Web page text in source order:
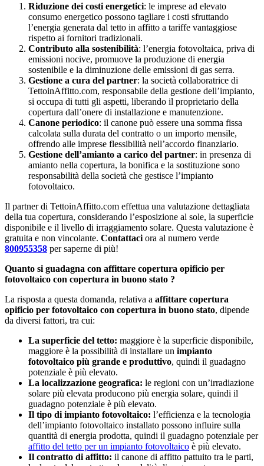
Riduzione dei costi energetici: le imprese ad elevato
consumo energetico possono tagliare i costi sfruttando
l’energia generata dal tetto in affitto a tariffe vantaggiose
rispetto ai fornitori tradizionali.
Contributo alla sostenibilità: l’energia fotovoltaica, priva di
emissioni nocive, promuove la produzione di energia
sostenibile e la diminuzione delle emissioni di gas serra.
Gestione a cura del partner: la società collaboratrice di
TettoinAffitto.com, responsabile della gestione dell’impianto,
si occupa di tutti gli aspetti, liberando il proprietario della
copertura dall’onere di installazione e manutenzione.
Canone periodico: il canone può essere una somma fissa
calcolata sulla durata del contratto o un importo mensile,
offrendo alle imprese flessibilità nell’accordo finanziario.
Gestione dell’amianto a carico del partner: in presenza di
amianto nella copertura, la bonifica e la sostituzione sono
responsabilità della società che gestisce l’impianto
fotovoltaico.
Il partner di TettoinAffitto.com effettua una valutazione dettagliata
della tua copertura, considerando l’esposizione al sole, la superficie
disponibile e il livello di irraggiamento solare. Questa valutazione è
gratuita e non vincolante. Contattaci ora al numero verde
800955358 per saperne di più!
Quanto si guadagna con affittare copertura opificio per
fotovoltaico con copertura in buono stato ?
La risposta a questa domanda, relativa a affittare copertura
opificio per fotovoltaico con copertura in buono stato, dipende
da diversi fattori, tra cui:
La superficie del tetto: maggiore è la superficie disponibile,
maggiore è la possibilità di installare un impianto
fotovoltaico più grande e produttivo, quindi il guadagno
potenziale è più elevato.
La localizzazione geografica: le regioni con un’irradiazione
solare più elevata producono più energia solare, quindi il
guadagno potenziale è più elevato.
Il tipo di impianto fotovoltaico: l’efficienza e la tecnologia
dell’impianto fotovoltaico installato possono influire sulla
quantità di energia prodotta, quindi il guadagno potenziale per
affitto del tetto per un impianto fotovoltaico è più elevato.
Il contratto di affitto: il canone di affitto pattuito tra le parti,